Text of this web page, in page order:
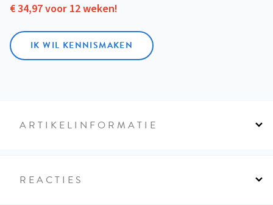
€ 34,97 voor 12 weken!
IK WIL KENNISMAKEN
ARTIKELINFORMATIE
REACTIES